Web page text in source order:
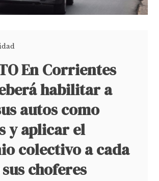
En Corrientes
habilitar a
autos como
y aplicar el
colectivo a cada
choferes